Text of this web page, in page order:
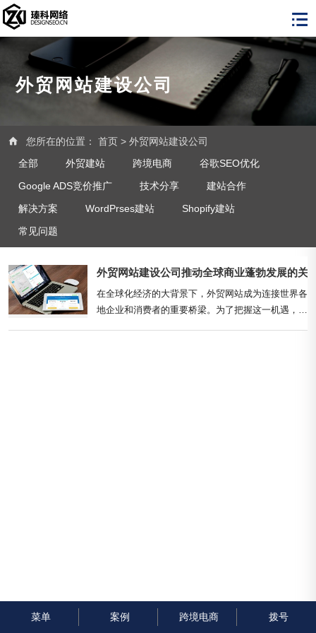
外贸网站建设公司
您所在的位置： 首页 > 外贸网站建设公司
全部
外贸建站 跨境电商
谷歌SEO优化
Google ADS竞价推广
技术分享
建站合作
解决方案
WordPrses建站
Shopify建站
常见问题
外贸网站建设公司推动全球商业蓬勃发展的关
在全球化经济的大背景下，外贸网站成为连接世界各
地企业和消费者的重要桥梁。为了把握这一机遇，许
菜单 案例 跨境电商 拨号